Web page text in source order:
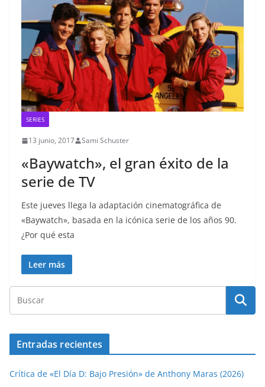
SERIES
13 junio, 2017 Sami Schuster
«Baywatch», el gran éxito de la
serie de TV
Este jueves llega la adaptación cinematográfica de
«Baywatch», basada en la icónica serie de los años 90.
¿Por qué esta
Leer más
Entradas recientes
Crítica de «El Día D: Bajo Presión» de Anthony Maras (2026)